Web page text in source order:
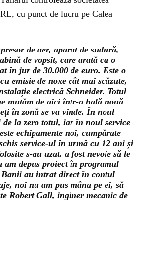
cu punct de lucru pe Calea
de aer, aparat de sudură,
de vopsit, care arată ca o
în jur de 30.000 de euro. Este o
emisie de noxe cât mai scăzute,
electrică Schneider. Totul
mutăm de aici într-o hală nouă
în zonă se va vinde. În noul
de la zero totul, iar în noul service
echipamente noi, cumpărate
service-ul în urmă cu 12 ani și
s-au uzat, a fost nevoie să le
am depus proiect în programul
au intrat direct în contul
noi nu am pus mâna pe ei, să
Robert Gall, inginer mecanic de